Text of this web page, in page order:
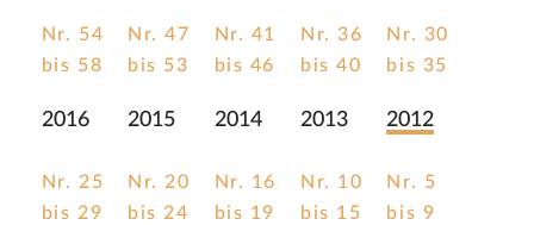
Nr. 54
bis 58
Nr. 47
bis 53
Nr. 41
bis 46
Nr. 36
bis 40
Nr. 30
bis 35
2016
Nr. 25
bis 29
2015
Nr. 20
bis 24
2014
Nr. 16
bis 19
2013
Nr. 10
bis 15
2012
Nr. 5
bis 9